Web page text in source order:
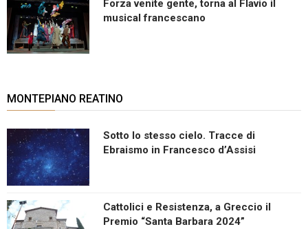
Forza venite gente, torna al Flavio il
musical francescano
MONTEPIANO REATINO
Sotto lo stesso cielo. Tracce di
Ebraismo in Francesco d’Assisi
Cattolici e Resistenza, a Greccio il
Premio “Santa Barbara 2024”